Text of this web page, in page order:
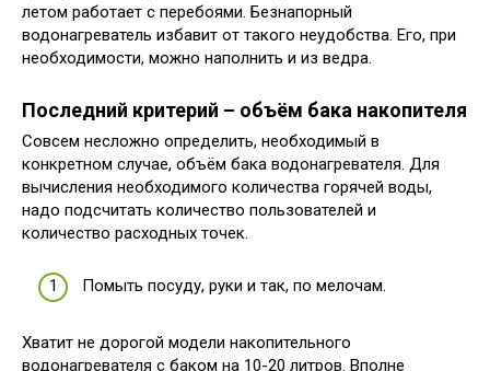
летом работает с перебоями. Безнапорный
водонагреватель избавит от такого неудобства. Его, при
необходимости, можно наполнить и из ведра.
Последний критерий – объём бака накопителя
Совсем несложно определить, необходимый в
конкретном случае, объём бака водонагревателя. Для
вычисления необходимого количества горячей воды,
надо подсчитать количество пользователей и
количество расходных точек.
Помыть посуду, руки и так, по мелочам.
Хватит не дорогой модели накопительного
водонагревателя с баком на 10-20 литров. Вполне